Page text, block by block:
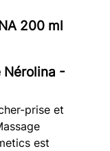
200 ml
Nérolina -
prise et
est